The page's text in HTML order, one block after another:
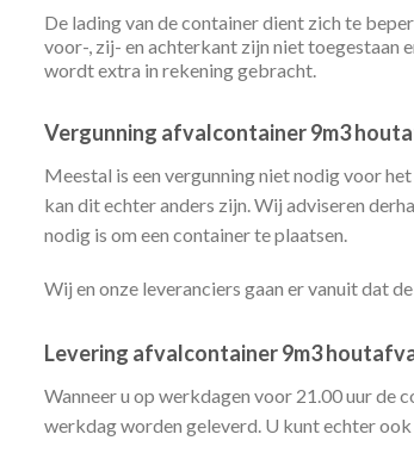
De lading van de container dient zich te
voor-, zij- en achterkant zijn niet toegestaan
wordt extra in rekening gebracht.
Vergunning afvalcontainer 9m3
Meestal is een vergunning niet nodig voor
kan dit echter anders zijn. Wij adviseren
nodig is om een container te plaatsen.
Wij en onze leveranciers gaan er vanuit dat
Levering afvalcontainer 9m3
Wanneer u op werkdagen voor 21.00 uur de
werkdag worden geleverd. U kunt echter ook